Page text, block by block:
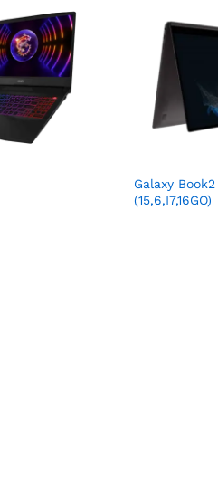
Galaxy
(15,6,I7,16GO)